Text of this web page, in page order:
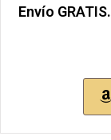
Envío GRATIS.